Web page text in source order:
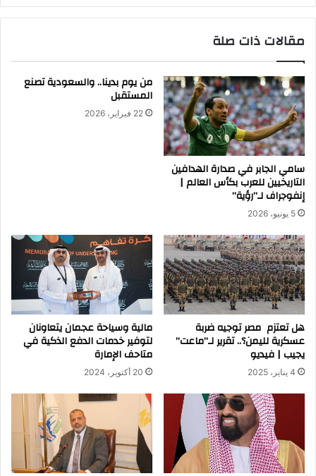
مقالات ذات صلة
سامي الجابر في صدارة الهدافين
التاريخيين للعرب بكأس العالم |
إنفوجراف لـ”رؤية”
5 يونيو، 2026
من يوم بدينا.. والسعودية تصنع
المستقبل
22 فبراير، 2026
هل تعتزم مصر توجيه ضربة
عسكرية لليمن؟.. تقرير لـ”ماعت”
يجيب | فيديو
4 يناير، 2025
مالية وسياحة عجمان يتعاونان
لتوفير خدمات الدفع الذكية في
متاحف الإمارة
20 أكتوبر، 2024